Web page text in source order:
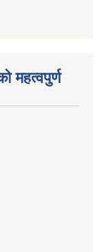
महत्वपुर्ण